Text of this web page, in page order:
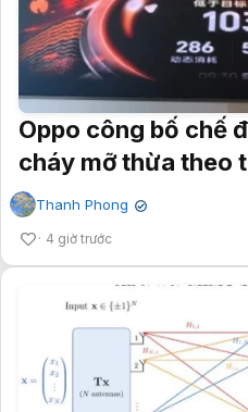
Oppo công bố chế
cháy mỡ thừa theo
Thanh Phong ✔
4 giờ trước